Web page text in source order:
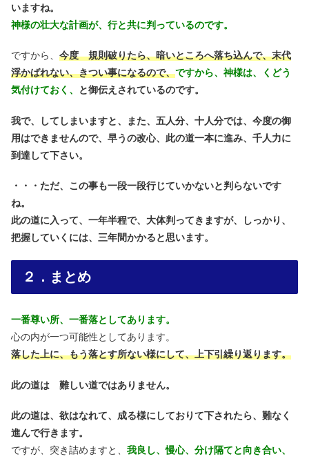
いますね。
神様の壮大な計画が、行と共に判っているのです。
ですから、 今度 規則破りたら、暗いところへ落ち込んで、末代
浮かばれない、きつい事になるので、ですから、神様は、くどう
気付けておく、
と御伝えされているのです。
我で、してしまいますと、また、五人分、十人分では、今度の御
用はできませんので、早うの改心、此の道一本に進み、千人力に
到達して下さい。
・・・ただ、この事も一段一段行じていかないと判らないです
ね。
此の道に入って、一年半程で、大体判ってきますが、しっかり、
把握していくには、三年間かかると思います。
２．まとめ
一番尊い所、一番落としてあります。
心の内が一つ可能性としてあります。
落した上に、もう落とす所ない様にして、上下引繰り返ります。
此の道は 難しい道ではありません。
此の道は、欲はなれて、成る様にしておりて下されたら、難なく
進んで行きます。
ですが、突き詰めますと、 我良し、慢心、分け隔てと向き合い、